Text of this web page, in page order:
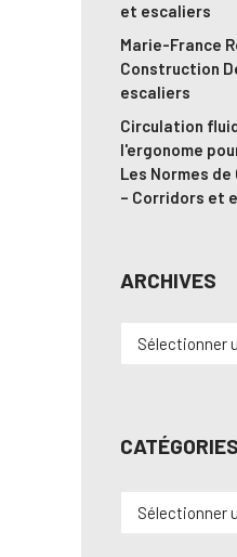
et escaliers
Marie-France
Construction
escaliers
Circulation
l'ergonome
Les Normes
– Corridors et
ARCHIVES
Archives
CATÉGORIES
Catégories